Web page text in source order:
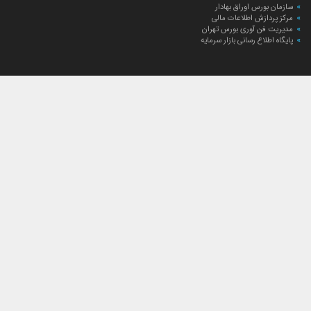
سازمان بورس اوراق بهادار
مرکز پردازش اطلاعات مالی
مدیریت فن آوری بورس تهران
پایگاه اطلاع رسانی بازار سرمایه
ارتباط با صندوق